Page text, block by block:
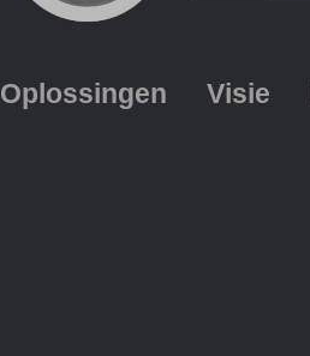
Oplossingen Visie